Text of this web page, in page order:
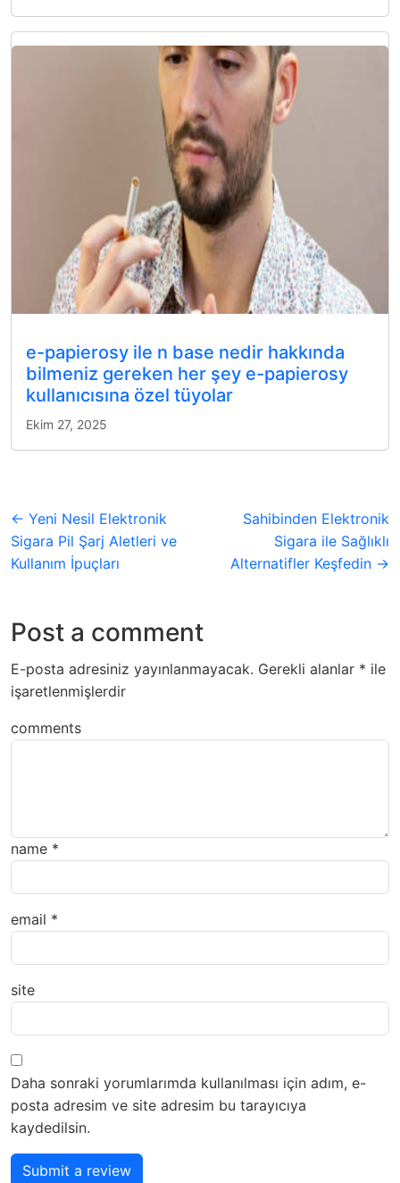
e-papierosy ile n base nedir hakkında
bilmeniz gereken her şey e-papierosy
kullanıcısına özel tüyolar
Ekim 27, 2025
← Yeni Nesil Elektronik
Sigara Pil Şarj Aletleri ve
Kullanım İpuçları
Sahibinden Elektronik
Sigara ile Sağlıklı
Alternatifler Keşfedin →
Post a comment
E-posta adresiniz yayınlanmayacak. Gerekli alanlar * ile
işaretlenmişlerdir
comments
name *
email *
site
Daha sonraki yorumlarımda kullanılması için adım, e-
posta adresim ve site adresim bu tarayıcıya
kaydedilsin.
Submit a review